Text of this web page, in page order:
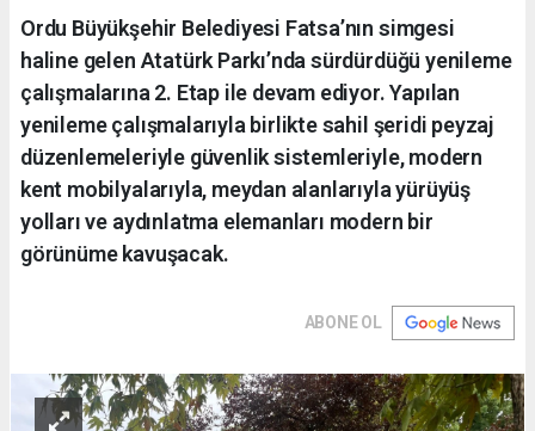
Ordu Büyükşehir Belediyesi Fatsa’nın simgesi
haline gelen Atatürk Parkı’nda sürdürdüğü yenileme
çalışmalarına 2. Etap ile devam ediyor. Yapılan
yenileme çalışmalarıyla birlikte sahil şeridi peyzaj
düzenlemeleriyle güvenlik sistemleriyle, modern
kent mobilyalarıyla, meydan alanlarıyla yürüyüş
yolları ve aydınlatma elemanları modern bir
görünüme kavuşacak.
ABONE OL